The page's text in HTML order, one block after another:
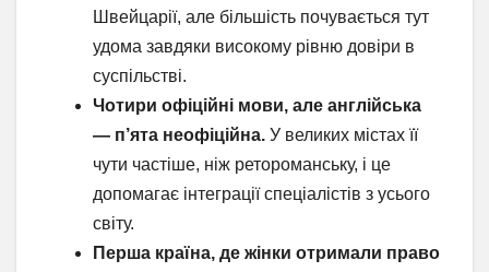
Швейцарії, але більшість почувається тут
удома завдяки високому рівню довіри в
суспільстві.
Чотири офіційні мови, але англійська
— п’ята неофіційна. У великих містах її
чути частіше, ніж ретороманську, і це
допомагає інтеграції спеціалістів з усього
світу.
Перша країна, де жінки отримали право